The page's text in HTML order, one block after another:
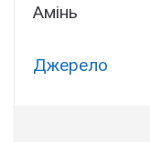
Амінь
Джерело